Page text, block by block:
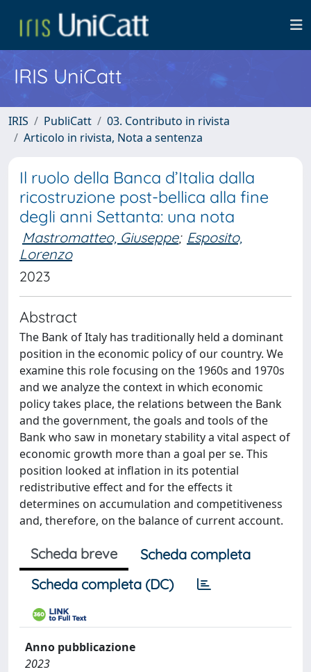
IRIS UniCatt
IRIS PubliCatt
03. Contributo in rivista
Articolo in rivista, Nota a sentenza
Il ruolo della Banca d’Italia dalla
ricostruzione post-bellica alla fine
degli anni Settanta: una nota
Mastromatteo, Giuseppe; Esposito,
Lorenzo
2023
Abstract
The Bank of Italy has traditionally held a dominant
position in the economic policy of our country. We
examine this role focusing on the 1960s and 1970s
and we analyze the context in which economic
policy takes place, the relations between the Bank
and the government, the goals and tools of the
Bank who saw in monetary stability a vital aspect of
economic growth more than a goal per se. This
position looked at inflation in its potential
redistributive effect and for the effects it
determines on accumulation and competitiveness
and, therefore, on the balance of current account.
Scheda breve
Scheda completa
Scheda completa (DC)
Anno pubblicazione
2023